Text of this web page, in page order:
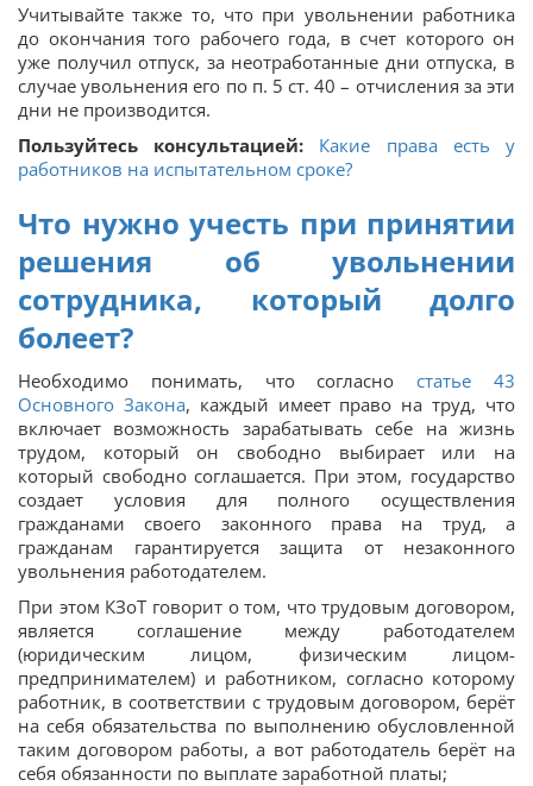
Учитывайте также то, что при увольнении работника
до окончания того рабочего года, в счет которого он
уже получил отпуск, за неотработанные дни отпуска, в
случае увольнения его по п. 5 ст. 40 – отчисления за эти
дни не производится.
Пользуйтесь консультацией:
Какие права есть у
работников на испытательном сроке?
Что нужно учесть при принятии
решения об увольнении
сотрудника, который долго
болеет?
Необходимо понимать, что согласностатье 43
Основного Закона, каждый имеет право на труд, что
включает возможность зарабатывать себе на жизнь
трудом, который он свободно выбирает или на
который свободно соглашается. При этом, государство
создает условия для полного осуществления
гражданами своего законного права на труд, а
гражданам гарантируется защита от незаконного
увольнения работодателем.
При этом КЗоТ говорит о том, что трудовым договором,
является соглашение между работодателем
(юридическим лицом, физическим лицом-
предпринимателем) и работником, согласно которому
работник, в соответствии с трудовым договором, берёт
на себя обязательства по выполнению обусловленной
таким договором работы, а вот работодатель берёт на
себя обязанности по выплате заработной платы;